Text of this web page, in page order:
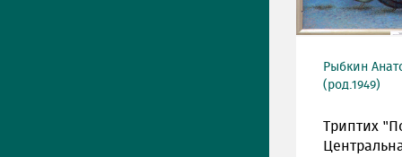
Рыбкин
(род.1949)
Триптих